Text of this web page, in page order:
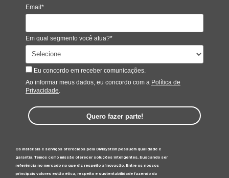
Email*
Em qual segmento você atua?*
Eu concordo em receber comunicações.
Ao informar meus dados, eu concordo com a Política de
Privacidade.
Quero fazer parte!
Os materiais e serviços oferecidos pela Divisystem possuem qualidade e
garantia. Temos como missão oferecer soluções inteligentes, buscando ser
referência no mercado no que diz respeito à inovação. Entre os nossos
principais valores estão ética, respeito e sustentabilidade fazendo da